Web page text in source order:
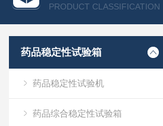
PRODUCT CLASSIFICATION
药品稳定性试验箱
药品稳定性试验机
药品综合稳定性试验箱